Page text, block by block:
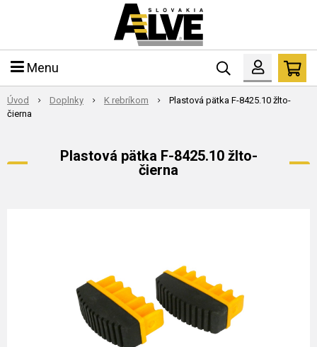
Menu
Úvod Doplnky K rebríkom
Plastová pätka F-8425.10 žlto-
čierna
Plastová pätka F-8425.10 žlto-
čierna